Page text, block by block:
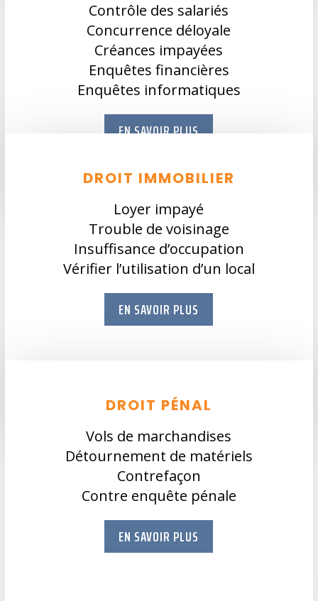
Contrôle des salariés
Concurrence déloyale
Créances impayées
Enquêtes financières
Enquêtes informatiques
EN SAVOIR PLUS
DROIT IMMOBILIER
Loyer impayé
Trouble de voisinage
Insuffisance d’occupation
Vérifier l’utilisation d’un local
EN SAVOIR PLUS
DROIT PÉNAL
Vols de marchandises
Détournement de matériels
Contrefaçon
Contre enquête pénale
EN SAVOIR PLUS